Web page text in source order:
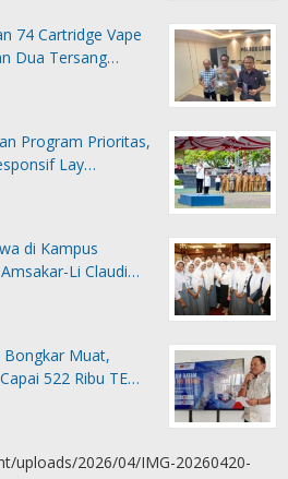
74 Cartridge Vape
Dua Tersang…
Program Prioritas,
Lay…
di Kampus
Li Claudi…
Bongkar Muat,
522 Ribu TE…
uploads/2026/04/IMG-20260420-